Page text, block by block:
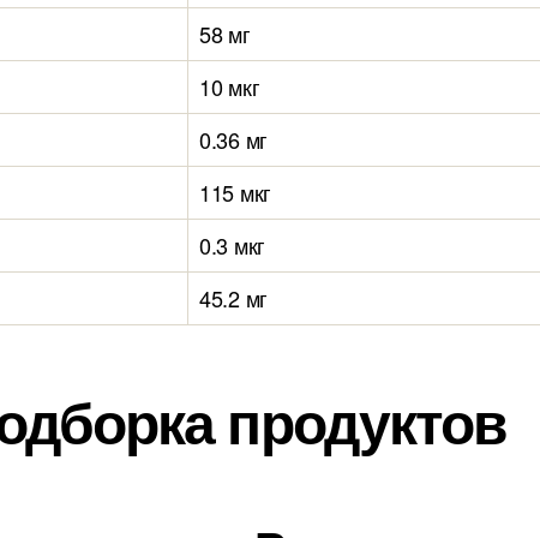
58 мг
10 мкг
0.36 мг
115 мкг
0.3 мкг
45.2 мг
продуктов